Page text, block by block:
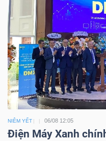
NIÊM YẾT 06/08 12:05
Điện Máy Xanh